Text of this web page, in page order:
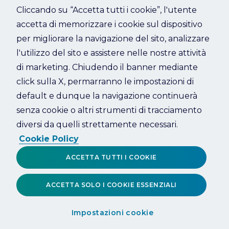
Refresh
Cliccando su “Accetta tutti i cookie”, l'utente
accetta di memorizzare i cookie sul dispositivo
per migliorare la navigazione del sito, analizzare
l'utilizzo del sito e assistere nelle nostre attività
di marketing. Chiudendo il banner mediante
click sulla X, permarranno le impostazioni di
default e dunque la navigazione continuerà
senza cookie o altri strumenti di tracciamento
diversi da quelli strettamente necessari.
Cookie Policy
Impostazioni cookie
ACCETTA SOLO I COOKIE ESSENZIALI
ACCETTA TUTTI I COOKIE